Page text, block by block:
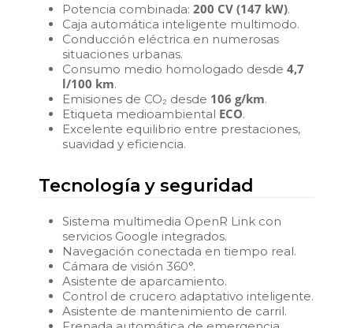
Potencia combinada: 200 CV (147 kW).
Caja automática inteligente multimodo.
Conducción eléctrica en numerosas
situaciones urbanas.
Consumo medio homologado desde 4,7
l/100 km.
Emisiones de CO₂ desde 106 g/km.
Etiqueta medioambiental ECO.
Excelente equilibrio entre prestaciones,
suavidad y eficiencia.
Tecnología y seguridad
Sistema multimedia OpenR Link con
servicios Google integrados.
Navegación conectada en tiempo real.
Cámara de visión 360°.
Asistente de aparcamiento.
Control de crucero adaptativo inteligente.
Asistente de mantenimiento de carril.